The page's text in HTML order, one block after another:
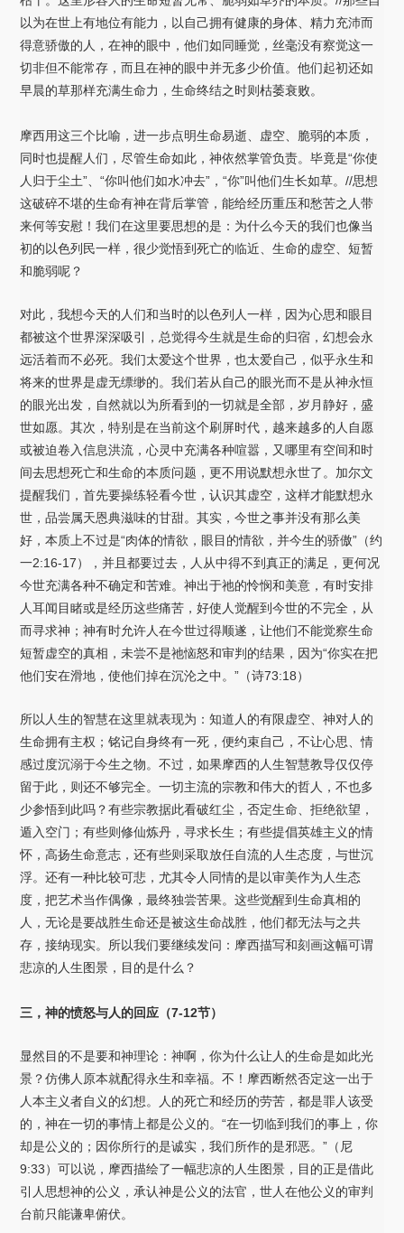
以为在世上有地位有能力，以自己拥有健康的身体、精力充沛而
得意骄傲的人，在神的眼中，他们如同睡觉，丝毫没有察觉这一
切非但不能常存，而且在神的眼中并无多少价值。他们起初还如
早晨的草那样充满生命力，生命终结之时则枯萎衰败。
摩西用这三个比喻，进一步点明生命易逝、虚空、脆弱的本质，
同时也提醒人们，尽管生命如此，神依然掌管负责。毕竟是“你使
人归于尘土”、“你叫他们如水冲去”，“你”叫他们生长如草。//思想
这破碎不堪的生命有神在背后掌管，能给经历重压和愁苦之人带
来何等安慰！我们在这里要思想的是：为什么今天的我们也像当
初的以色列民一样，很少觉悟到死亡的临近、生命的虚空、短暂
和脆弱呢？
对此，我想今天的人们和当时的以色列人一样，因为心思和眼目
都被这个世界深深吸引，总觉得今生就是生命的归宿，幻想会永
远活着而不必死。我们太爱这个世界，也太爱自己，似乎永生和
将来的世界是虚无缥缈的。我们若从自己的眼光而不是从神永恒
的眼光出发，自然就以为所看到的一切就是全部，岁月静好，盛
世如愿。其次，特别是在当前这个刷屏时代，越来越多的人自愿
或被迫卷入信息洪流，心灵中充满各种喧嚣，又哪里有空间和时
间去思想死亡和生命的本质问题，更不用说默想永世了。加尔文
提醒我们，首先要操练轻看今世，认识其虚空，这样才能默想永
世，品尝属天恩典滋味的甘甜。其实，今世之事并没有那么美
好，本质上不过是“肉体的情欲，眼目的情欲，并今生的骄傲”（约
一2:16-17），并且都要过去，人从中得不到真正的满足，更何况
今世充满各种不确定和苦难。神出于祂的怜悯和美意，有时安排
人耳闻目睹或是经历这些痛苦，好使人觉醒到今世的不完全，从
而寻求神；神有时允许人在今世过得顺遂，让他们不能觉察生命
短暂虚空的真相，未尝不是祂恼怒和审判的结果，因为“你实在把
他们安在滑地，使他们掉在沉沦之中。”（诗73:18）
所以人生的智慧在这里就表现为：知道人的有限虚空、神对人的
生命拥有主权；铭记自身终有一死，便约束自己，不让心思、情
感过度沉溺于今生之物。不过，如果摩西的人生智慧教导仅仅停
留于此，则还不够完全。一切主流的宗教和伟大的哲人，不也多
少参悟到此吗？有些宗教据此看破红尘，否定生命、拒绝欲望，
遁入空门；有些则修仙炼丹，寻求长生；有些提倡英雄主义的情
怀，高扬生命意志，还有些则采取放任自流的人生态度，与世沉
浮。还有一种比较可悲，尤其令人同情的是以审美作为人生态
度，把艺术当作偶像，最终独尝苦果。这些觉醒到生命真相的
人，无论是要战胜生命还是被这生命战胜，他们都无法与之共
存，接纳现实。所以我们要继续发问：摩西描写和刻画这幅可谓
悲凉的人生图景，目的是什么？
三，神的愤怒与人的回应（7-12节）
显然目的不是要和神理论：神啊，你为什么让人的生命是如此光
景？仿佛人原本就配得永生和幸福。不！摩西断然否定这一出于
人本主义者自义的幻想。人的死亡和经历的劳苦，都是罪人该受
的，神在一切的事情上都是公义的。“在一切临到我们的事上，你
却是公义的；因你所行的是诚实，我们所作的是邪恶。”（尼
9:33）可以说，摩西描绘了一幅悲凉的人生图景，目的正是借此
引人思想神的公义，承认神是公义的法官，世人在他公义的审判
台前只能谦卑俯伏。